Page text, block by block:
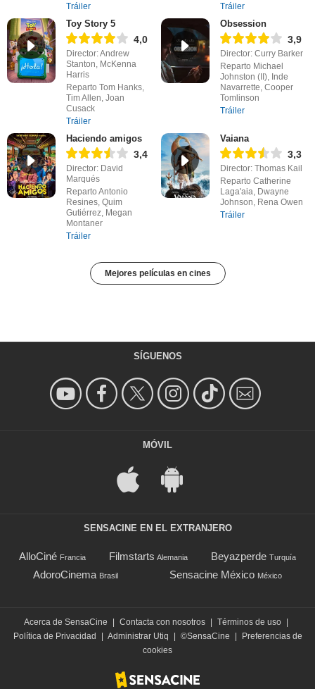
Tráiler
Tráiler
Toy Story 5
4,0
Director: Andrew
Stanton, McKenna
Harris
Reparto Tom Hanks,
Tim Allen, Joan
Cusack
Tráiler
Obsession
3,9
Director: Curry Barker
Reparto Michael
Johnston (II), Inde
Navarrette, Cooper
Tomlinson
Tráiler
Haciendo amigos
3,4
Director: David
Marqués
Reparto Antonio
Resines, Quim
Gutiérrez, Megan
Montaner
Tráiler
Vaiana
3,3
Director: Thomas Kail
Reparto Catherine
Laga'aia, Dwayne
Johnson, Rena Owen
Tráiler
Mejores películas en cines
SÍGUENOS
MÓVIL
SENSACINE EN EL EXTRANJERO
AlloCiné Francia Filmstarts Alemania Beyazperde Turquía
AdoroCinema Brasil Sensacine México México
Acerca de SensaCine | Contacta con nosotros | Términos de uso |
Política de Privacidad
| Administrar Utiq | ©SensaCine |
Preferencias de
cookies